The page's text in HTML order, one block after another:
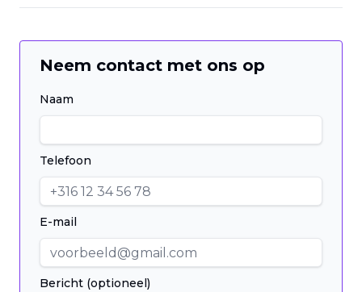
Neem contact met ons op
Naam
Telefoon
E-mail
Bericht (optioneel)